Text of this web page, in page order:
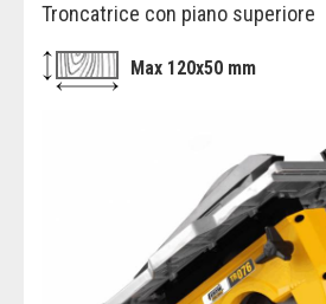
Troncatrice con piano superiore
Max 120x50 mm